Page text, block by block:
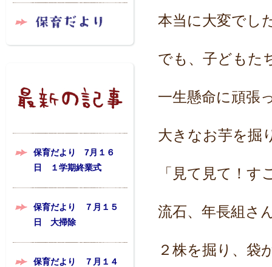
保育だより 7月１６
日 １学期終業式
保育だより ７月１５
日 大掃除
保育だより ７月１４
本当に大変でし
でも、子どもた
一生懸命に頑張
大きなお芋を掘
「見て見て！
流石、年長組さ
２株を掘り、袋